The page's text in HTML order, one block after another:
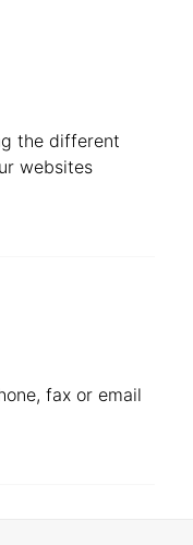
the different
websites
fax or email